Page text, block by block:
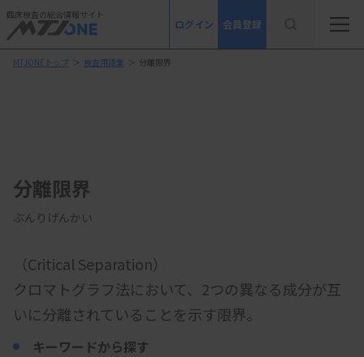
臨床検査の総合情報サイト
ログイン 会員登録
MTJONEトップ ＞ 検査用語集 ＞ 分離限界
分離限界
ぶんりげんかい
（Critical Separation）
クロマトグラフ法において、2つの異なる成分が互
いに分離されていることを示す限界。
キーワードから探す